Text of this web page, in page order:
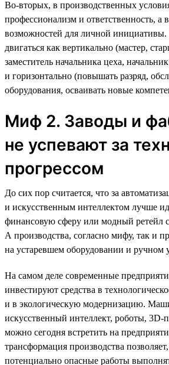
Во-вторых, в производственных
профессионализм и ответственность, а
возможностей для личной
двигаться как вертикально (мастер,
заместитель начальника цеха,
и горизонтально (повышать разряд,
оборудования, осваивать новые
Миф 2. Заводы и
не успевают за
прогрессом
До сих пор считается, что за
и искусственным интеллектом лучше
финансовую сферу или модный ретейл
А производства, согласно мифу, так и
на устаревшем оборудовании и ручном
На самом деле современные
инвестируют средства в
и в экологическую модернизацию.
искусственный интеллект, роботы, 3D-
можно сегодня встретить на
трансформация производства
потенциально опасные работы